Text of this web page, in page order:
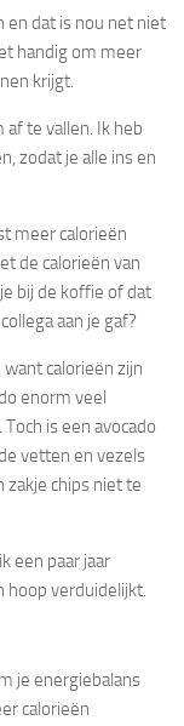
en dat is nou net niet
handig om meer
krijgt.
te vallen. Ik heb
zodat je alle ins en
meer calorieën
de calorieën van
bij de koffie of dat
aan je gaf?
calorieën zijn
enorm veel
is een avocado
vetten en vezels
zakje chips niet te
een paar jaar
hoop verduidelijkt.
je energiebalans
calorieën